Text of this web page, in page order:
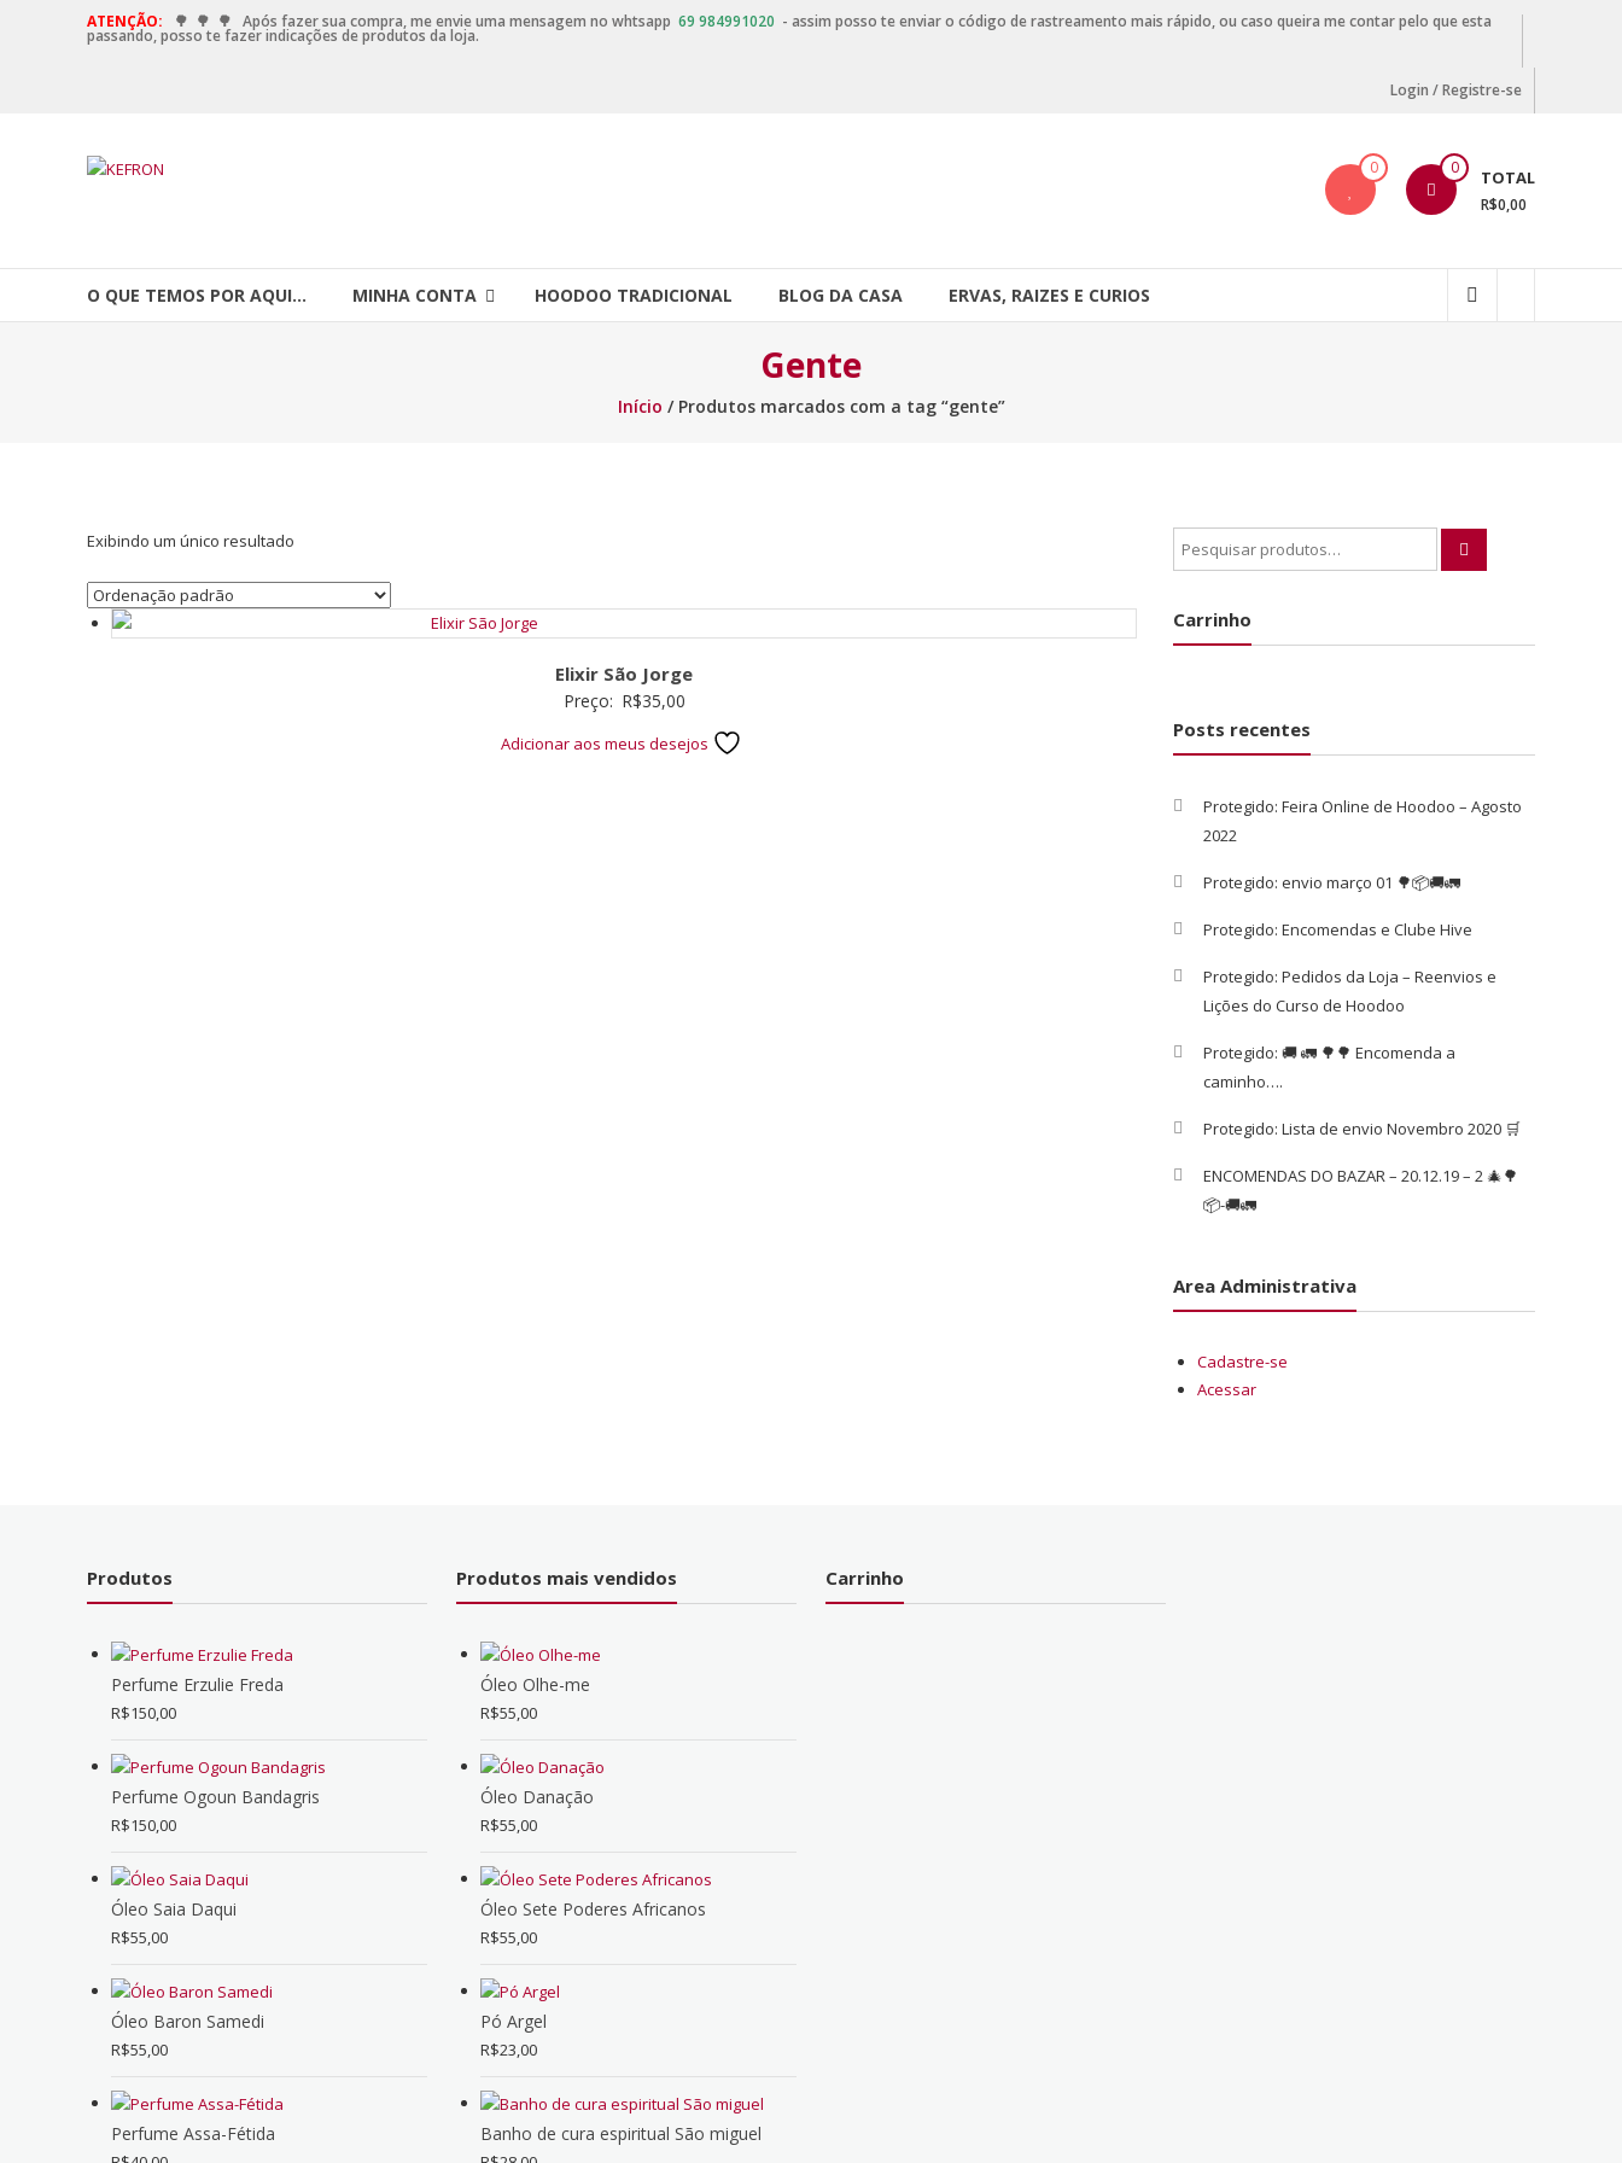
ATENÇÃO: 🌳 🌳 🌳 Após fazer sua compra, me envie uma mensagem no whtsapp 69 984991020 - assim posso te enviar o código de rastreamento mais rápido, ou caso queira me contar pelo que esta
passando, posso te fazer indicações de produtos da loja.
Login / Registre-se
0 0 TOTAL
R$0,00
O QUE TEMOS POR AQUI… MINHA CONTA HOODOO TRADICIONAL BLOG DA CASA ERVAS, RAIZES E CURIOS
Gente
Início / Produtos marcados com a tag “gente”
Exibindo um único resultado
Elixir São Jorge
Preço: R$35,00
Adicionar aos meus desejos
Carrinho
Posts recentes
Protegido: Feira Online de Hoodoo – Agosto
2022
Protegido: envio março 01 🌳📦🚚🚛
Protegido: Encomendas e Clube Hive
Protegido: Pedidos da Loja – Reenvios e
Lições do Curso de Hoodoo
Protegido: 🚚 🚛 🌳🌳 Encomenda a
caminho….
Protegido: Lista de envio Novembro 2020 🛒
ENCOMENDAS DO BAZAR – 20.12.19 – 2 🎄🌳
📦-🚚🚛
Area Administrativa
Cadastre-se
Acessar
Produtos
Perfume Erzulie Freda
R$150,00
Perfume Ogoun Bandagris
R$150,00
Óleo Saia Daqui
R$55,00
Óleo Baron Samedi
R$55,00
Perfume Assa-Fétida
Produtos mais vendidos
Óleo Olhe-me
R$55,00
Óleo Danação
R$55,00
Óleo Sete Poderes Africanos
R$55,00
Pó Argel
R$23,00
Banho de cura espiritual São miguel
Carrinho